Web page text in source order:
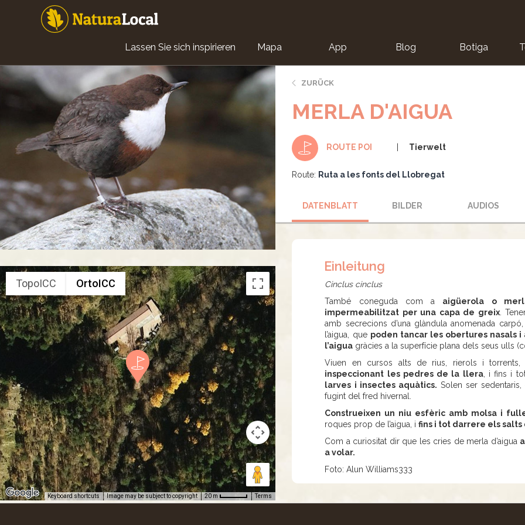
Main
navigation
Lassen Sie sich inspirieren Mapa App Blog Botiga
TopoICC OrtoICC
Keyboard shortcuts Image may be subject to copyright 20 m Terms
ZURÜCK
MERLA D'AIGUA
ROUTE POI Tierwelt
Route: Ruta a les fonts del Llobregat
DATENBLATT BILDER AUDIOS
Einleitung
Cinclus cinclus
També coneguda com a aigüerola o
impermeabilitzat per una capa de greix.
amb secrecions d’una glàndula anomenada carpó,
l’aigua, que poden tancar les obertures nasals i
l’aigua gràcies a la superfície plana dels seus ulls
Viuen en cursos alts de rius, rierols i
inspeccionant les pedres de la llera, i fins i
larves i insectes aquàtics. Solen ser
fugint del fred hivernal.
Construeixen un niu esfèric amb molsa i
roques prop de l’aigua, ifins i tot darrere els salts
Com a curiositat dir que les cries de merla d’aigua
a volar.
Foto: Alun Williams333